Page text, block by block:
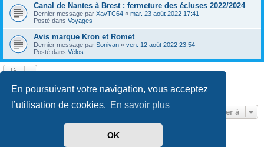
En poursuivant votre navigation, vous acceptez
l’utilisation de cookies. En savoir plus
OK
Canal de Nantes à Brest : fermeture des écluses 2022/2024
Dernier message par XavTC64 « mar. 23 août 2022 17:41
Posté dans Voyages
Avis marque Kron et Romet
Dernier message par Sonivan « ven. 12 août 2022 23:54
Posté dans Vélos
602 résultats trouvés Page1sur13
1 2 3 4 5 … 13
Aller à
phpBB ® Forum Software © phpBB Limited
phpBB-fr.com